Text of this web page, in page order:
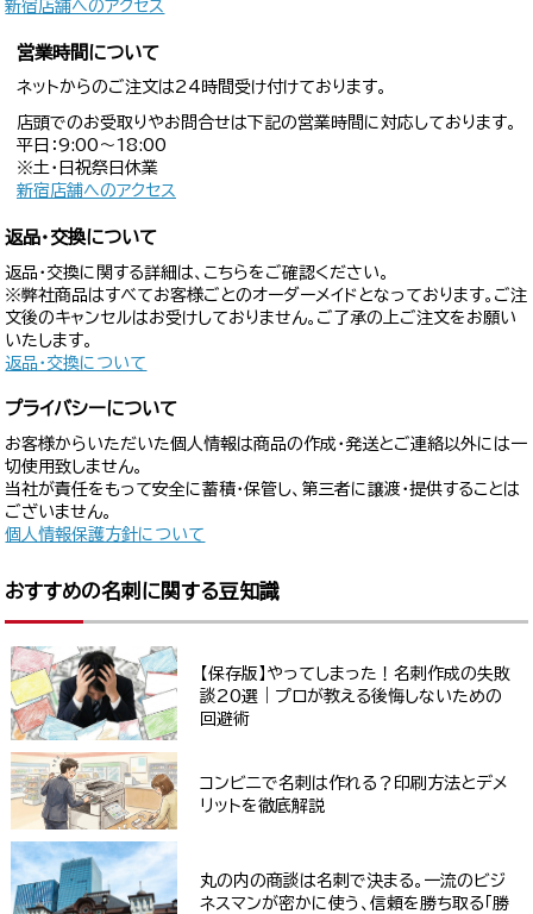
新宿店舗へのアクセス
営業時間について
ネットからのご注文は24時間受け付けております。
店頭でのお受取りやお問合せは下記の営業時間に対応しております。
平日：9:00〜18:00
※土・日祝祭日休業
新宿店舗へのアクセス
返品・交換について
返品・交換に関する詳細は、こちらをご確認ください。
※弊社商品はすべてお客様ごとのオーダーメイドとなっております。ご注
文後のキャンセルはお受けしておりません。ご了承の上ご注文をお願い
いたします。
返品・交換について
プライバシーについて
お客様からいただいた個人情報は商品の作成・発送とご連絡以外には一
切使用致しません。
当社が責任をもって安全に蓄積・保管し、第三者に譲渡・提供することは
ございません。
個人情報保護方針について
おすすめの名刺に関する豆知識
【保存版】やってしまった！名刺作成の失敗
談20選｜プロが教える後悔しないための
回避術
コンビニで名刺は作れる？印刷方法とデメ
リットを徹底解説
丸の内の商談は名刺で決まる。一流のビジ
ネスマンが密かに使う、信頼を勝ち取る「勝